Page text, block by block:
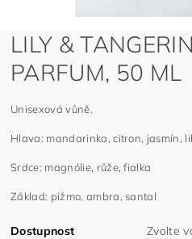
LILY &
PARFUM, 50 ML
Unisexová vůně.
Hlava: mandarinka, citron, jasmín,
Srdce: magnólie, růže, fialka
Základ: pižmo, ambra, santal
Dostupnost
Zvolte